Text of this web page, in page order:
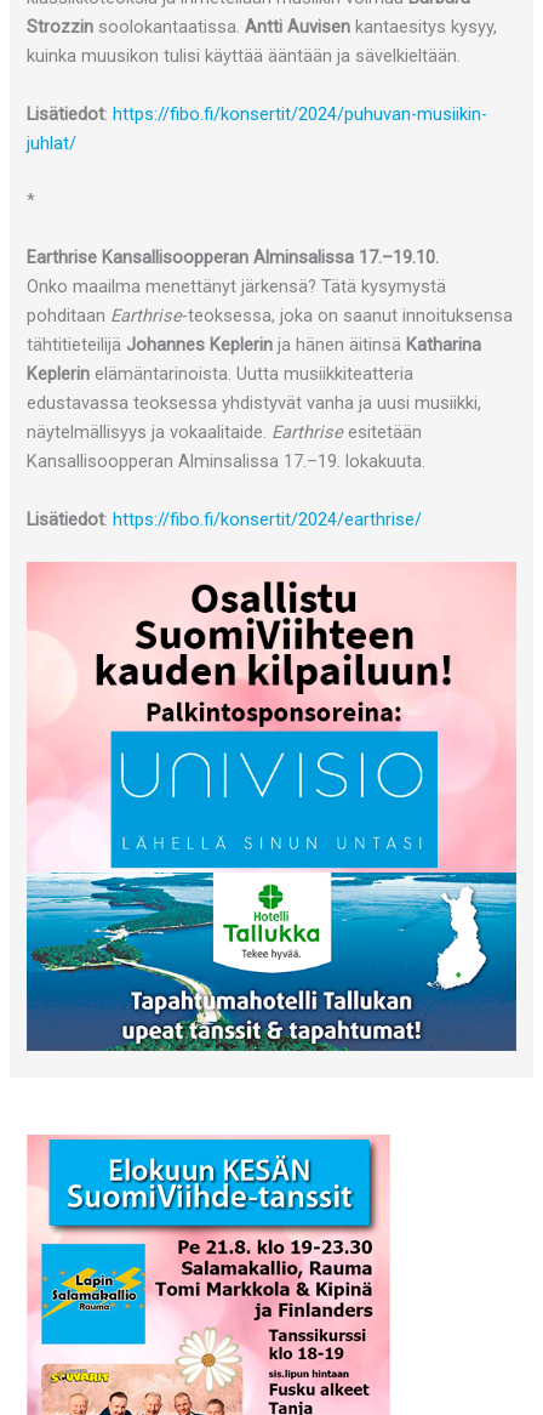
Strozzin soolokantaatissa.Antti Auvisen kantaesitys kysyy,
kuinka muusikon tulisi käyttää ääntään ja sävelkieltään.
Lisätiedot:https://fibo.fi/konsertit/2024/puhuvan-musiikin-
juhlat/
*
Earthrise Kansallisoopperan Alminsalissa 17.–19.10.
Onko maailma menettänyt järkensä? Tätä kysymystä
pohditaan Earthrise-teoksessa, joka on saanut innoituksensa
tähtitieteilijä Johannes Keplerin ja hänen äitinsä Katharina
Keplerin elämäntarinoista. Uutta musiikkiteatteria
edustavassa teoksessa yhdistyvät vanha ja uusi musiikki,
näytelmällisyys ja vokaalitaide. Earthriseesitetään
Kansallisoopperan Alminsalissa 17.–19. lokakuuta.
Lisätiedot:https://fibo.fi/konsertit/2024/earthrise/